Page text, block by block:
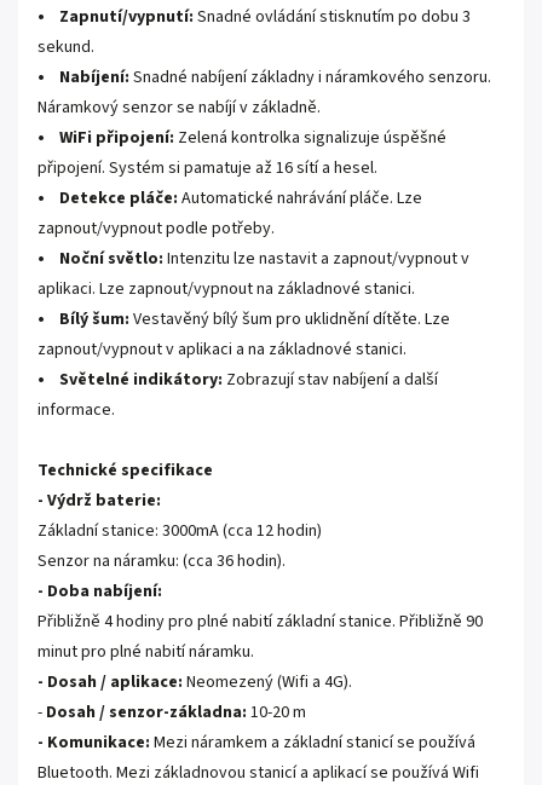
• Zapnutí/vypnutí: Snadné ovládání stisknutím po dobu 3
sekund.
• Nabíjení: Snadné nabíjení základny i náramkového senzoru.
Náramkový senzor se nabíjí v základně.
• WiFi připojení: Zelená kontrolka signalizuje úspěšné
připojení. Systém si pamatuje až 16 sítí a hesel.
• Detekce pláče: Automatické nahrávání pláče. Lze
zapnout/vypnout podle potřeby.
• Noční světlo: Intenzitu lze nastavit a zapnout/vypnout v
aplikaci. Lze zapnout/vypnout na základnové stanici.
• Bílý šum: Vestavěný bílý šum pro uklidnění dítěte. Lze
zapnout/vypnout v aplikaci a na základnové stanici.
• Světelné indikátory: Zobrazují stav nabíjení a další
informace.
Technické specifikace
- Výdrž baterie:
Základní stanice: 3000mA (cca 12 hodin)
Senzor na náramku: (cca 36 hodin).
- Doba nabíjení:
Přibližně 4 hodiny pro plné nabití základní stanice. Přibližně 90
minut pro plné nabití náramku.
- Dosah / aplikace: Neomezený (Wifi a 4G).
- Dosah / senzor-základna: 10-20 m
- Komunikace: Mezi náramkem a základní stanicí se používá
Bluetooth. Mezi základnovou stanicí a aplikací se používá Wifi